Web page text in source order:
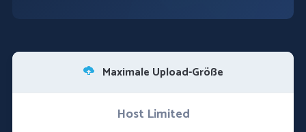
Maximale Upload-Größe
Host Limited